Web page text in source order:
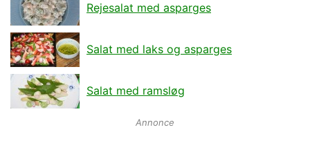
Rejesalat med asparges
Salat med laks og asparges
Salat med ramsløg
Annonce